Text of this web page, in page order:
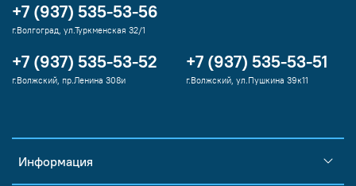
Информация
+7 (937) 535-53-56
г.Волгоград, ул.Туркменская 32/1
+7 (937) 535-53-52
г.Волжский, пр.Ленина 308и
+7 (937) 535-53-51
г.Волжский, ул.Пушкина 39к11